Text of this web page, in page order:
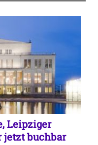
Leipziger
jetzt buchbar